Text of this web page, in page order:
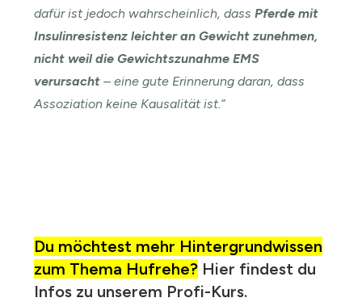
dafür ist jedoch wahrscheinlich, dassPferde mit
Insulinresistenz leichter an Gewicht zunehmen,
nicht weil die Gewichtszunahme EMS
verursacht– eine gute Erinnerung daran, dass
Assoziation keine Kausalität ist.“
Du möchtest mehr Hintergrundwissen
zum Thema Hufrehe? Hier findest du
Infos zu unserem Profi-Kurs.